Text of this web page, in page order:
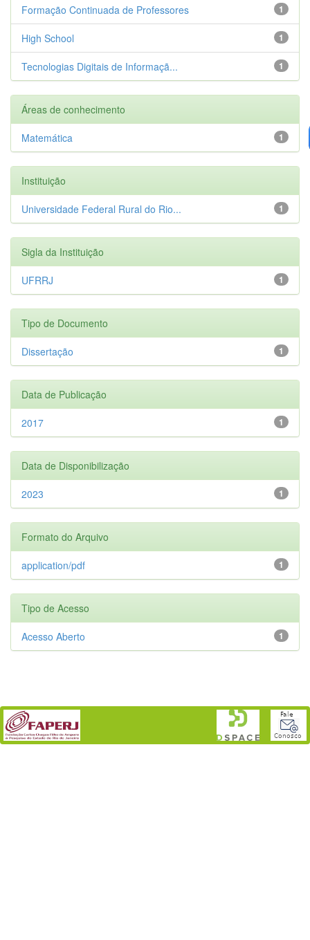
1
Formação Continuada de Professores
1
High School
1
Tecnologias Digitais de Informaçã...
Áreas de conhecimento
1
Matemática
Instituição
1
Universidade Federal Rural do Rio...
Sigla da Instituição
1
UFRRJ
Tipo de Documento
1
Dissertação
Data de Publicação
1
2017
Data de Disponibilização
1
2023
Formato do Arquivo
1
application/pdf
Tipo de Acesso
1
Acesso Aberto